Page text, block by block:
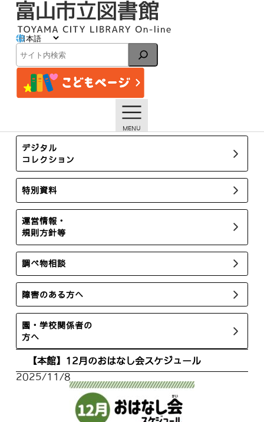
検
索
イベント
トップページ
イベント一覧
【本館】12月のおはなし会スケジュール
デジタル
コレクション
特別資料
運営情報・
規則方針等
調べ物相談
障害のある方へ
園・学校関係者の
方へ
【本館】12月のおはなし会スケジュール
2025/11/8